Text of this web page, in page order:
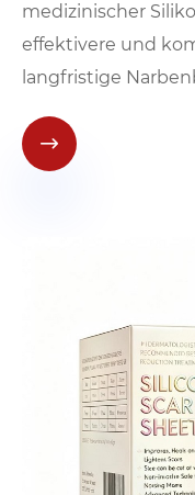
medizinischer
effektivere und
langfristige
